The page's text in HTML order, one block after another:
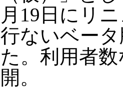
月19日にリ
行ないベー
た。利用者
開。